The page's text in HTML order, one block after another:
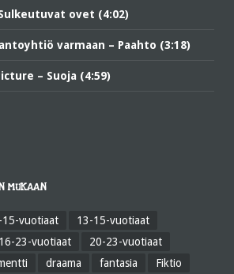
ovet (4:02)
varmaan – Paahto (3:18)
– Suoja (4:59)
MUKAAN
15-vuotiaat
13-15-vuotiaat
16-23-vuotiaat
20-23-vuotiaat
draama fantasia
Fiktio